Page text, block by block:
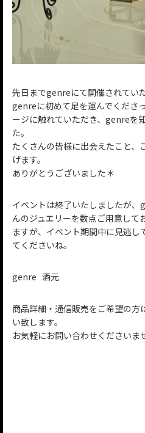
先日までgenreにて開催されてい
genreに初めて足を運んでくださ
ージに触れていただき、genreを
た。
たくさんの皆様に出会えたこと、
げます。
ありがとうございました＊
イベントは終了いたしましたが
んのジュエリーを数点ご用意して
ますが、イベント期間中に見逃し
てくださいね。
genre 酒元
商品詳細・通信販売をご希望の
い致します。
お気軽にお問い合わせくださいま